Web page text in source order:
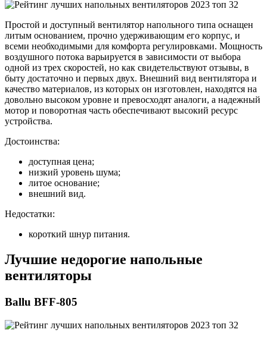
Простой и доступный вентилятор напольного типа оснащен
литым основанием, прочно удерживающим его корпус, и
всеми необходимыми для комфорта регулировками. Мощность
воздушного потока варьируется в зависимости от выбора
одной из трех скоростей, но как свидетельствуют отзывы, в
быту достаточно и первых двух. Внешний вид вентилятора и
качество материалов, из которых он изготовлен, находятся на
довольно высоком уровне и превосходят аналоги, а надежный
мотор и поворотная часть обеспечивают высокий ресурс
устройства.
Достоинства:
доступная цена;
низкий уровень шума;
литое основание;
внешний вид.
Недостатки:
короткий шнур питания.
Лучшие недорогие напольные
вентиляторы
Ballu BFF-805